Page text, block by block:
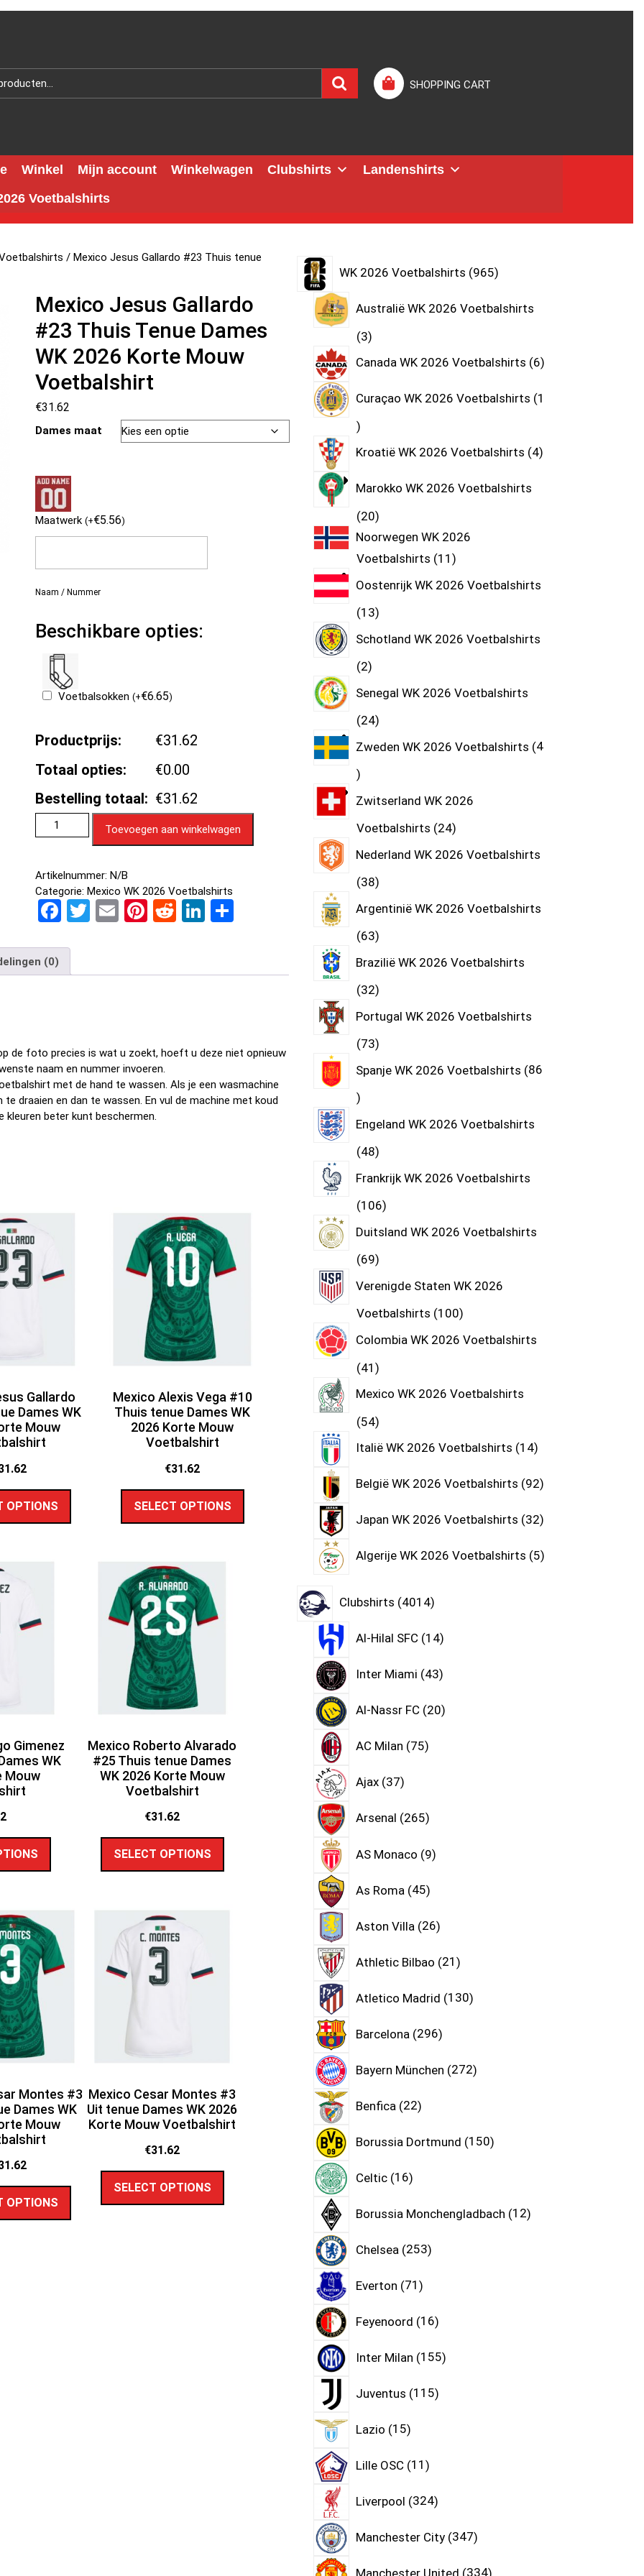
SHOPPING CART
Winkel Mijn account Winkelwagen Clubshirts
Landenshirts
Voetbalshirts
/ Mexico Jesus Gallardo #23 Thuis tenue
Mexico Jesus Gallardo
#23 Thuis Tenue Dames
WK 2026 Korte Mouw
Voetbalshirt
€31.62
Dames maat
Maatwerk (+€5.56)
Naam / Nummer
Beschikbare opties:
Voetbalsokken (+€6.65)
Productprijs:
€31.62
Totaal opties:
€0.00
Bestelling totaal: €31.62
Toevoegen aan winkelwagen
Artikelnummer: N/B
Categorie: Mexico WK 2026 Voetbalshirts
F
ce
b
k
T
er
E Pi
es
R
di
Li
dI
D
n
(0)
de foto precies is wat u zoekt, hoeft u deze niet opnieuw
naam en nummer invoeren.
met de hand te wassen. Als je een wasmachine
draaien en dan te wassen. En vul de machine met koud
kleuren beter kunt beschermen.
Gallardo
Dames WK
Mouw
OPTIONS
Mexico Alexis Vega #10
Thuis tenue Dames WK
2026 Korte Mouw
Voetbalshirt
€31.62
SELECT OPTIONS
Gimenez
WK
Mouw
Mexico Roberto Alvarado
#25 Thuis tenue Dames
WK 2026 Korte Mouw
Voetbalshirt
€31.62
SELECT OPTIONS
Montes #3
Dames WK
Mouw
OPTIONS
Mexico Cesar Montes #3
Uit tenue Dames WK 2026
Korte Mouw Voetbalshirt
€31.62
SELECT OPTIONS
WK 2026 Voetbalshirts 965
Australië WK 2026 Voetbalshirts
3
Canada WK 2026 Voetbalshirts 6
Curaçao WK 2026 Voetbalshirts 1
Kroatië WK 2026 Voetbalshirts 4
Marokko WK 2026 Voetbalshirts
20
Noorwegen WK 2026
Voetbalshirts 11
Oostenrijk WK 2026 Voetbalshirts
13
Schotland WK 2026 Voetbalshirts
2
Senegal WK 2026 Voetbalshirts
24
Zweden WK 2026 Voetbalshirts 4
Zwitserland WK 2026
Voetbalshirts 24
Nederland WK 2026 Voetbalshirts
38
Argentinië WK 2026 Voetbalshirts
63
Brazilië WK 2026 Voetbalshirts
32
Portugal WK 2026 Voetbalshirts
73
Spanje WK 2026 Voetbalshirts 86
Engeland WK 2026 Voetbalshirts
48
Frankrijk WK 2026 Voetbalshirts
106
Duitsland WK 2026 Voetbalshirts
69
Verenigde Staten WK 2026
Voetbalshirts 100
Colombia WK 2026 Voetbalshirts
41
Mexico WK 2026 Voetbalshirts
54
Italië WK 2026 Voetbalshirts 14
België WK 2026 Voetbalshirts 92
Japan WK 2026 Voetbalshirts 32
Algerije WK 2026 Voetbalshirts 5
Clubshirts 4014
Al-Hilal SFC 14
Inter Miami 43
Al-Nassr FC 20
AC Milan 75
Ajax 37
Arsenal 265
AS Monaco 9
As Roma 45
Aston Villa 26
Athletic Bilbao 21
Atletico Madrid 130
Barcelona 296
Bayern München 272
Benfica 22
Borussia Dortmund 150
Celtic 16
Borussia Monchengladbach 12
Chelsea 253
Everton 71
Feyenoord 16
Inter Milan 155
Juventus 115
Lazio 15
Lille OSC 11
Liverpool 324
Manchester City 347
Manchester United 334